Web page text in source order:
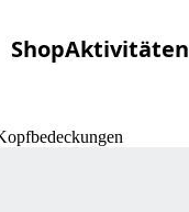
ShopAktivitäten